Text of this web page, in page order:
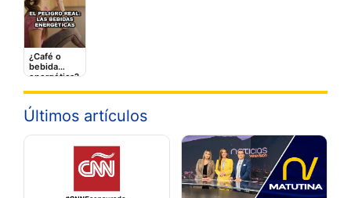
¿Café o
bebida
energética?
hace a tu
corazón
Últimos artículos